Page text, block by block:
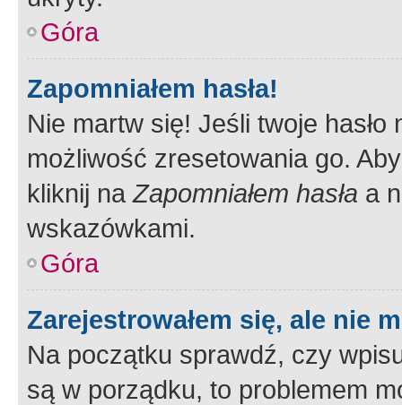
Góra
Zapomniałem hasła!
Nie martw się! Jeśli twoje
możliwość zresetowania go.
kliknij naZapomniałem hasła a
wskazówkami.
Góra
Zarejestrowałem się, ale nie
Na początku sprawdź, czy
są w porządku, to problemem